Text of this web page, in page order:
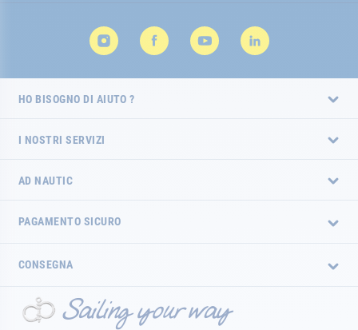
HO BISOGNO DI AIUTO ?
I NOSTRI SERVIZI
AD NAUTIC
PAGAMENTO SICURO
CONSEGNA